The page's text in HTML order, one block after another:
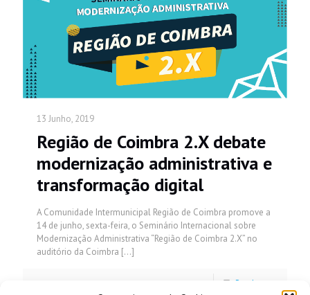
13 Junho, 2019
Região de Coimbra 2.X debate
modernização administrativa e
transformação digital
A Comunidade Intermunicipal Região de Coimbra promove a
14 de junho, sexta-feira, o Seminário Internacional sobre
Modernização Administrativa “Região de Coimbra 2.X” no
auditório da Coimbra […]
Read more